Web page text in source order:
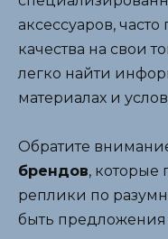
аксессуаров,
качества на свои
легко найти
материалах и
Обратите
брендов, которые
реплики по
быть предложения